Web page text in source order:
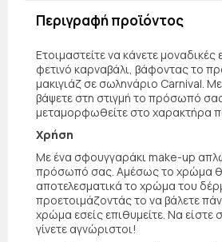
Περιγραφή προϊόντος
Ετοιμαστείτε να κάνετε μοναδικές
φετινό καρναβάλι, βάφοντας το
μακιγιάζ σε σωληνάριο Carnival.
βάψετε στη στιγμή το πρόσωπό
μεταμορφωθείτε στο χαρακτήρα
Χρήση
Με ένα σφουγγαράκι make-up
πρόσωπό σας. Αμέσως το χρώμα
αποτελεσματικά το χρώμα του
προετοιμάζοντάς το να βάλετε
χρώμα εσείς επιθυμείτε. Να είστε
γίνετε αγνώριστοι!